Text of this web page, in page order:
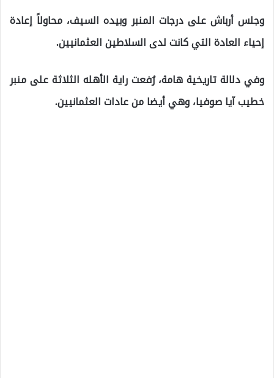
وجلس أرباش على درجات المنبر وبيده السيف، محاولاً إعادة
إحياء العادة التي كانت لدى السلاطين العثمانيين.
وفي دلالة تاريخية هامة، رُفعت راية الأهله الثلاثة على منبر
خطيب آيا صوفيا، وهي أيضا من عادات العثمانيين.